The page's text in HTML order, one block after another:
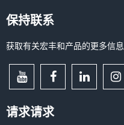
保持联系
获取有关宏丰和产品的更多信息
请求请求